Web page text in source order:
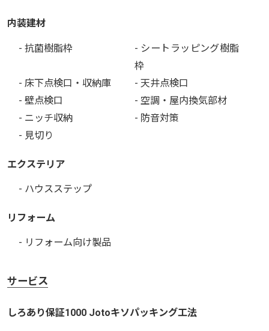
内装建材
- 抗菌樹脂枠
- シートラッピング樹脂
枠
- 床下点検口・収納庫
- 天井点検口
- 壁点検口
- 空調・屋内換気部材
- ニッチ収納
- 防音対策
- 見切り
エクステリア
- ハウスステップ
リフォーム
- リフォーム向け製品
サービス
しろあり保証1000 Jotoキソパッキング工法